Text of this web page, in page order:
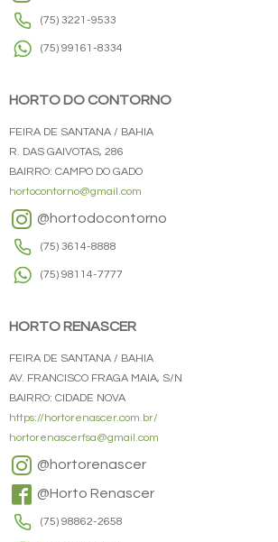
(75) 3221-9533
(75) 99161-8334
HORTO DO CONTORNO
FEIRA DE SANTANA / BAHIA
R. DAS GAIVOTAS, 286
BAIRRO: CAMPO DO GADO
hortocontorno@gmail.com
@hortodocontorno
(75) 3614-8888
(75) 98114-7777
HORTO RENASCER
FEIRA DE SANTANA / BAHIA
AV. FRANCISCO FRAGA MAIA, S/N
BAIRRO: CIDADE NOVA
https://hortorenascer.com.br/
hortorenascerfsa@gmail.com
@hortorenascer
@Horto Renascer
(75) 98862-2658